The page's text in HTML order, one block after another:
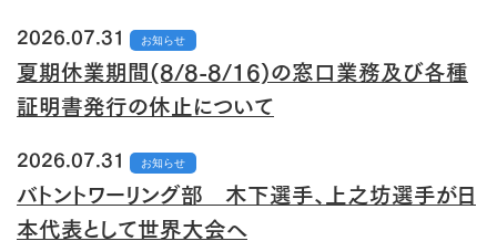
2026.07.31 お知らせ
夏期休業期間(8/8-8/16)の窓口業務及び各種
証明書発行の休止について
2026.07.31 お知らせ
バトントワーリング部 木下選手、上之坊選手が日
本代表として世界大会へ